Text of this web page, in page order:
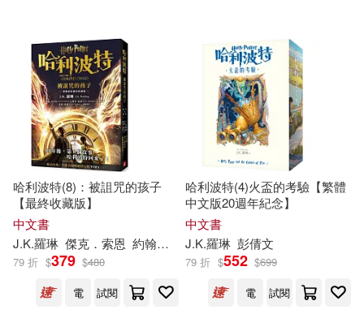
羅勃‧蓋布瑞斯（J.K.羅琳）(5)
J. K. 羅琳(4)
羅勃．蓋布瑞斯（J.K.羅琳）(4)
[英]J.K.羅琳(3)
傑克．索恩(3)
約翰．帝夫尼(3) J. K.(2)
出版社 (可複選)
人民文學出版社(70) 皇冠(65)
天津科技翻譯出版公司(7)
大好文化企業社(4)
Walker Books Ltd.(3)
Ingram(2) 小樹文化(2)
配送方式 (可複選)
哈利波特(8)：被詛咒的孩子
【最終收藏版】
中文書
J.K.羅琳 傑克．索恩 約翰．帝夫尼 林靜華
79 折 $379 $480
電
試閱
哈利波特(4)火盃的考驗【繁體
中文版20週年紀念】
中文書
J.K.羅琳 彭倩文
79 折 $552 $699
電
試閱